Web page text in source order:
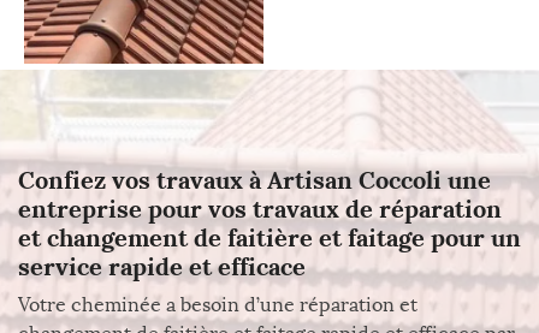
Confiez vos travaux à Artisan Coccoli une
entreprise pour vos travaux de réparation
et changement de faitière et faitage pour un
service rapide et efficace
Votre cheminée a besoin d’une réparation et